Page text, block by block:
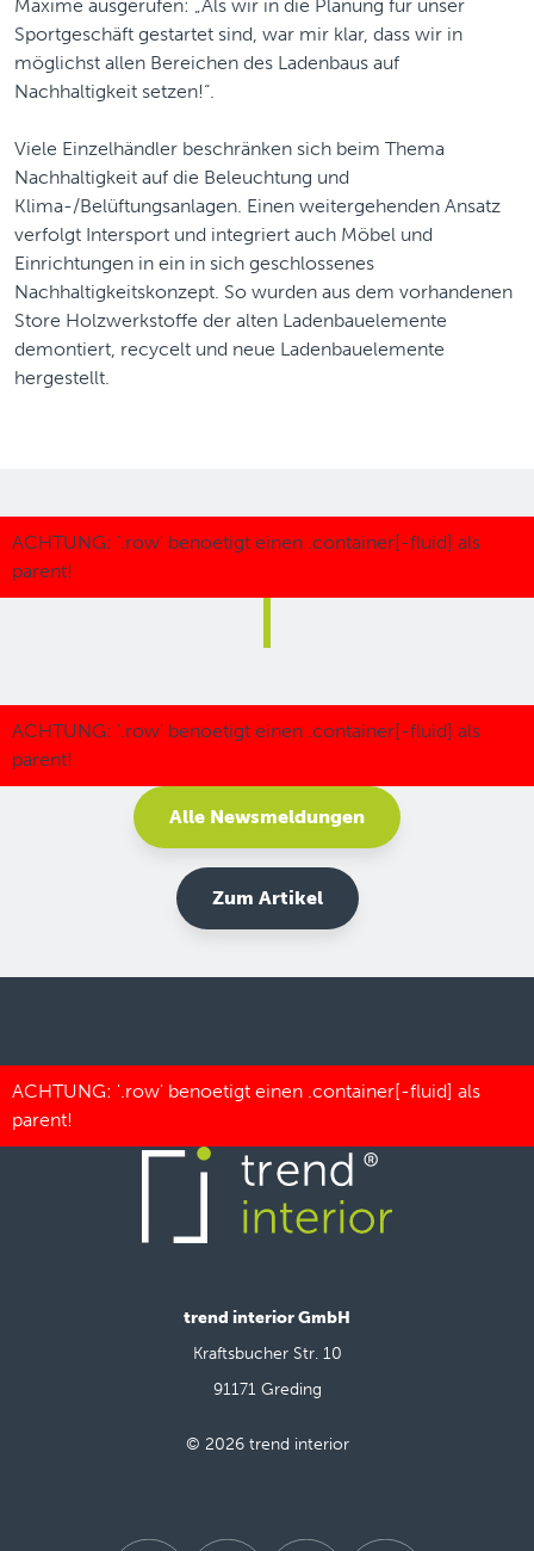
Maxime ausgerufen: „Als wir in die Planung für unser
Sportgeschäft gestartet sind, war mir klar, dass wir in
möglichst allen Bereichen des Ladenbaus auf
Nachhaltigkeit setzen!“.
Viele Einzelhändler beschränken sich beim Thema
Nachhaltigkeit auf die Beleuchtung und
Klima-/Belüftungsanlagen. Einen weitergehenden Ansatz
verfolgt Intersport und integriert auch Möbel und
Einrichtungen in ein in sich geschlossenes
Nachhaltigkeitskonzept. So wurden aus dem vorhandenen
Store Holzwerkstoffe der alten Ladenbauelemente
demontiert, recycelt und neue Ladenbauelemente
hergestellt.
Alle Newsmeldungen
Zum Artikel
trend interior GmbH
Kraftsbucher Str. 10
91171 Greding
© 2026 trend interior